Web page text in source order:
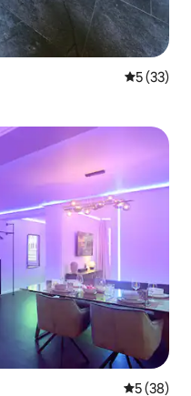
საშუალო
5 (33)
საშუალო
5 (38)